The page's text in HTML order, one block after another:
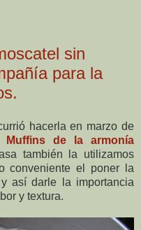
sin
para la
hacerla en marzo de
Muffins de la armonía
también la utilizamos
conveniente el poner la
así darle la importancia
y textura.